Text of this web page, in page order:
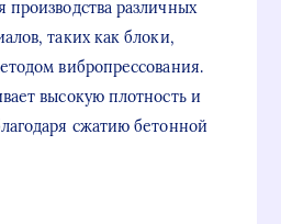
производства различных
таких как блоки,
вибропрессования.
высокую плотность и
сжатию бетонной